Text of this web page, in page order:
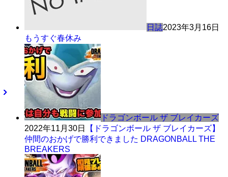
日誌2023年3月16日
もうすぐ春休み
ドラゴンボール ザ ブレイカーズ
2022年11月30日
【ドラゴンボール ザ ブレイカーズ】
仲間のおかげで勝利できました DRAGONBALL THE
BREAKERS